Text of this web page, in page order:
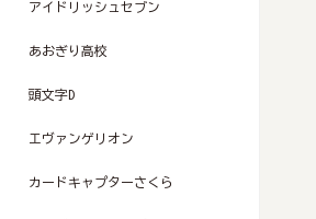
アイドリッシュセブン
あおぎり高校
頭文字D
エヴァンゲリオン
カードキャプターさくら